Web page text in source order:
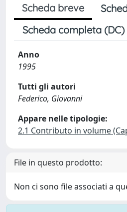
Scheda breve
Scheda completa (DC)
Anno
1995
Tutti gli autori
Federico, Giovanni
Appare nelle tipologie:
2.1 Contributo in volume
File in questo prodotto:
Non ci sono file associati a